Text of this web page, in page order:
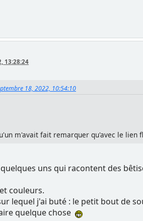
13:28:24
18, 2022, 10:54:10
m'avait fait remarquer qu'avec le
uns qui racontent des
couleurs.
lequel j'ai buté : le petit bout de
quelque chose